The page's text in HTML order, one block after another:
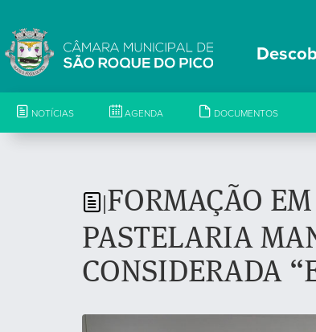
NOTÍCIAS AGENDA DOCUMENTOS
FORMAÇÃO
PASTELARIA
CONSIDERADA